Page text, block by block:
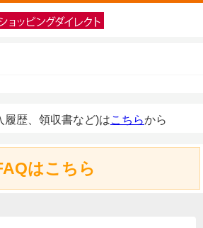
履歴、領収書など)はこちらから
はこちら